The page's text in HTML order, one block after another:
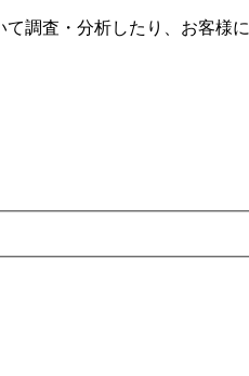
調査・分析したり、お客様